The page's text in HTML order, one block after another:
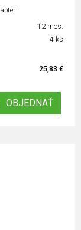
12 mes.
4 ks
25,83 €
OBJEDNAŤ